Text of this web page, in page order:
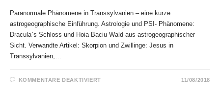
Paranormale Phänomene in Transsylvanien – eine kurze
astrogeographische Einführung. Astrologie und PSI- Phänomene:
Dracula`s Schloss und Hoia Baciu Wald aus astrogeographischer
Sicht. Verwandte Artikel: Skorpion und Zwillinge: Jesus in
Transsylvanien,…
KOMMENTARE DEAKTIVIERTFÜR
11/08/2018